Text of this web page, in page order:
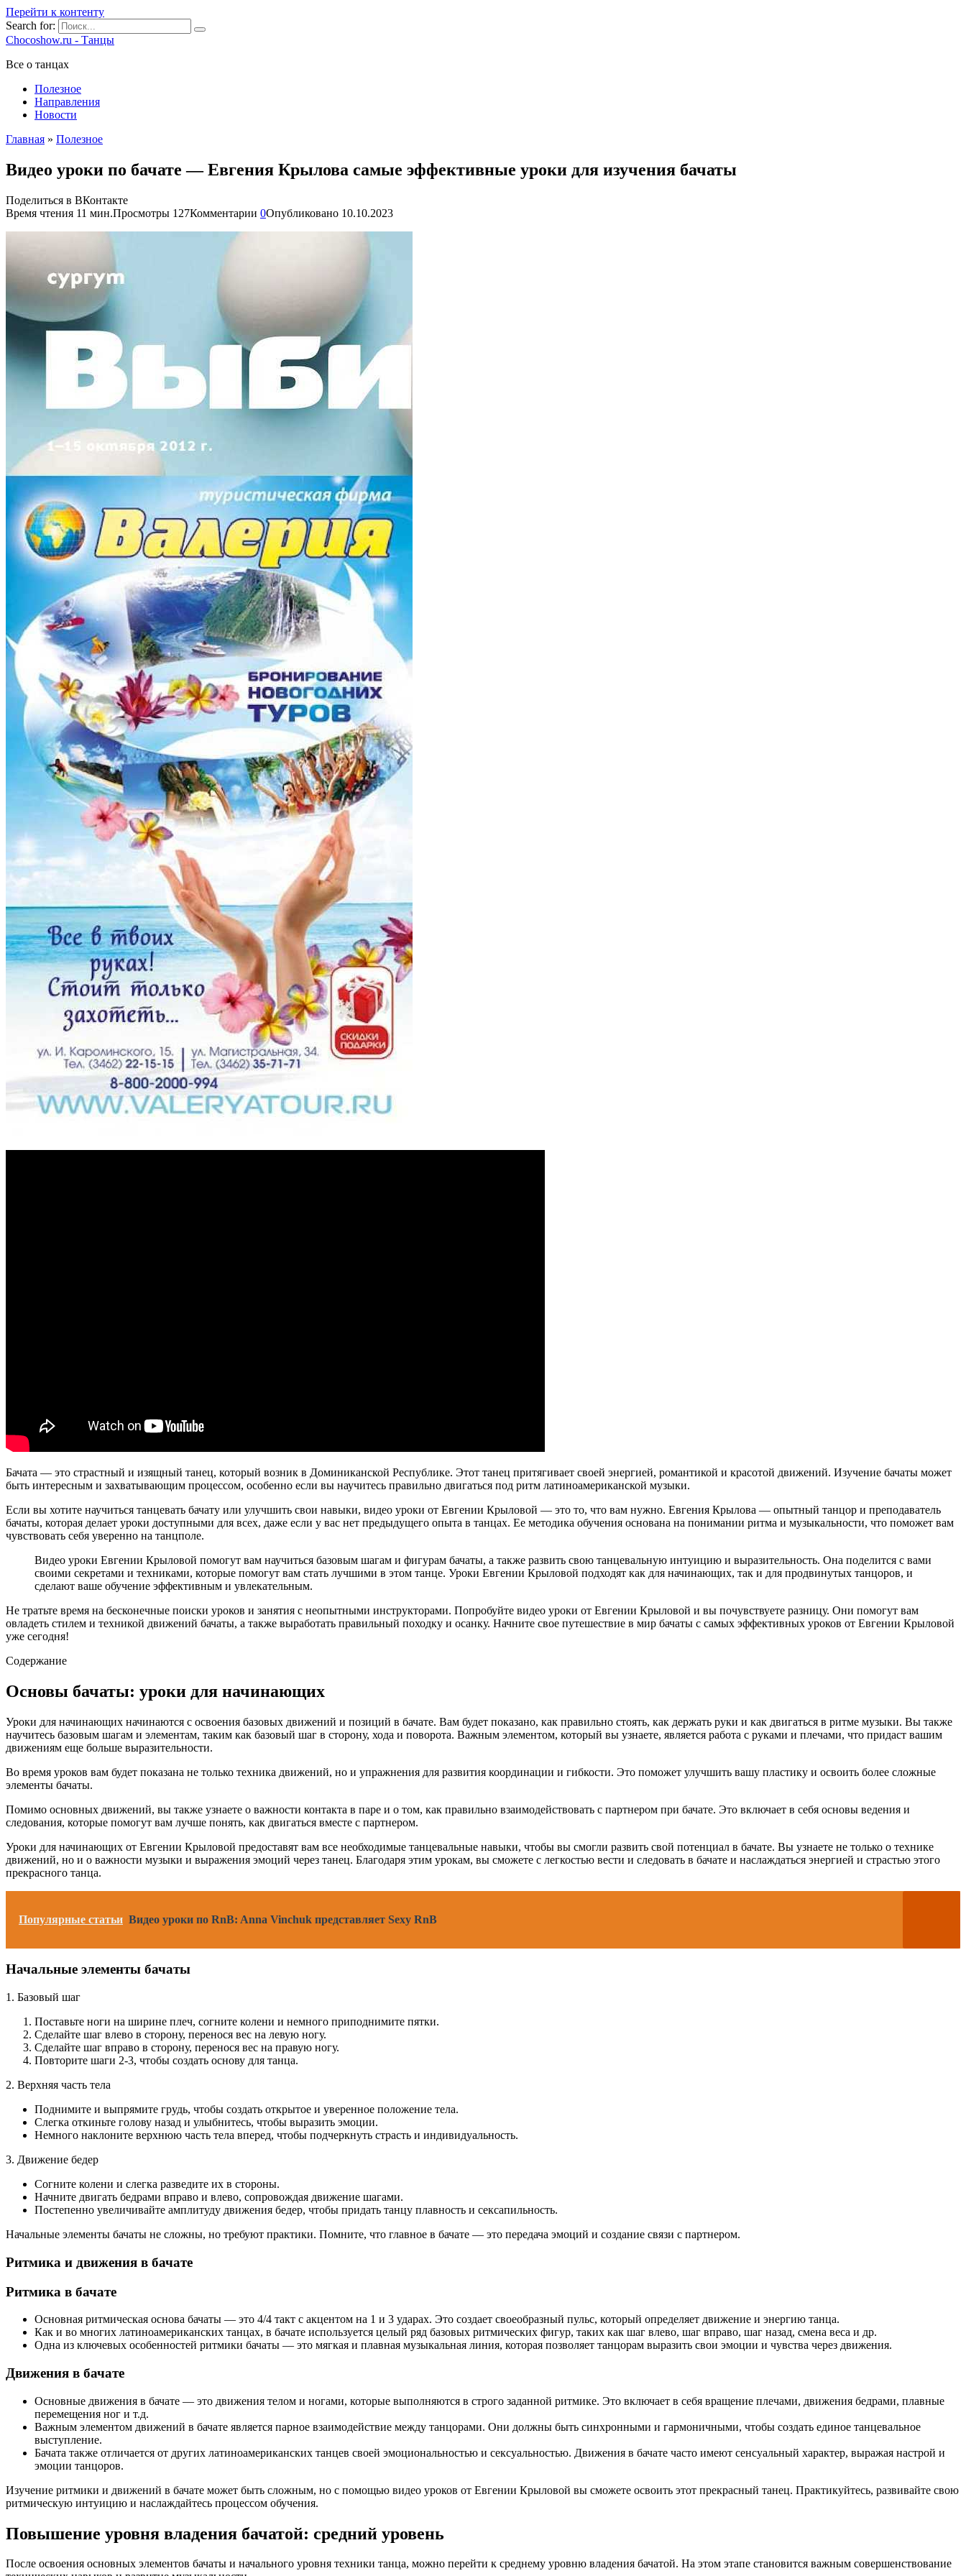
Перейти к контенту
Search for:
Chocoshow.ru - Танцы
Все о танцах
Полезное
Направления
Новости
Главная » Полезное
Видео уроки по бачате — Евгения Крылова самые эффективные уроки для изучения бачаты
Поделиться в ВКонтакте
Время чтения 11 мин.Просмотры 127Комментарии 0Опубликовано 10.10.2023
Бачата — это страстный и изящный танец, который возник в Доминиканской Республике. Этот танец притягивает своей энергией, романтикой и красотой движений. Изучение бачаты может
быть интересным и захватывающим процессом, особенно если вы научитесь правильно двигаться под ритм латиноамериканской музыки.
Если вы хотите научиться танцевать бачату или улучшить свои навыки, видео уроки от Евгении Крыловой — это то, что вам нужно. Евгения Крылова — опытный танцор и преподаватель
бачаты, которая делает уроки доступными для всех, даже если у вас нет предыдущего опыта в танцах. Ее методика обучения основана на понимании ритма и музыкальности, что поможет вам
чувствовать себя уверенно на танцполе.
Видео уроки Евгении Крыловой помогут вам научиться базовым шагам и фигурам бачаты, а также развить свою танцевальную интуицию и выразительность. Она поделится с вами
своими секретами и техниками, которые помогут вам стать лучшими в этом танце. Уроки Евгении Крыловой подходят как для начинающих, так и для продвинутых танцоров, и
сделают ваше обучение эффективным и увлекательным.
Не тратьте время на бесконечные поиски уроков и занятия с неопытными инструкторами. Попробуйте видео уроки от Евгении Крыловой и вы почувствуете разницу. Они помогут вам
овладеть стилем и техникой движений бачаты, а также выработать правильный походку и осанку. Начните свое путешествие в мир бачаты с самых эффективных уроков от Евгении Крыловой
уже сегодня!
Содержание
Основы бачаты: уроки для начинающих
Уроки для начинающих начинаются с освоения базовых движений и позиций в бачате. Вам будет показано, как правильно стоять, как держать руки и как двигаться в ритме музыки. Вы также
научитесь базовым шагам и элементам, таким как базовый шаг в сторону, хода и поворота. Важным элементом, который вы узнаете, является работа с руками и плечами, что придаст вашим
движениям еще больше выразительности.
Во время уроков вам будет показана не только техника движений, но и упражнения для развития координации и гибкости. Это поможет улучшить вашу пластику и освоить более сложные
элементы бачаты.
Помимо основных движений, вы также узнаете о важности контакта в паре и о том, как правильно взаимодействовать с партнером при бачате. Это включает в себя основы ведения и
следования, которые помогут вам лучше понять, как двигаться вместе с партнером.
Уроки для начинающих от Евгении Крыловой предоставят вам все необходимые танцевальные навыки, чтобы вы смогли развить свой потенциал в бачате. Вы узнаете не только о технике
движений, но и о важности музыки и выражения эмоций через танец. Благодаря этим урокам, вы сможете с легкостью вести и следовать в бачате и наслаждаться энергией и страстью этого
прекрасного танца.
Популярные статьи Видео уроки по RnB: Anna Vinchuk представляет Sexy RnB
Начальные элементы бачаты
1. Базовый шаг
Поставьте ноги на ширине плеч, согните колени и немного приподнимите пятки.
Сделайте шаг влево в сторону, перенося вес на левую ногу.
Сделайте шаг вправо в сторону, перенося вес на правую ногу.
Повторите шаги 2-3, чтобы создать основу для танца.
2. Верхняя часть тела
Поднимите и выпрямите грудь, чтобы создать открытое и уверенное положение тела.
Слегка откиньте голову назад и улыбнитесь, чтобы выразить эмоции.
Немного наклоните верхнюю часть тела вперед, чтобы подчеркнуть страсть и индивидуальность.
3. Движение бедер
Согните колени и слегка разведите их в стороны.
Начните двигать бедрами вправо и влево, сопровождая движение шагами.
Постепенно увеличивайте амплитуду движения бедер, чтобы придать танцу плавность и сексапильность.
Начальные элементы бачаты не сложны, но требуют практики. Помните, что главное в бачате — это передача эмоций и создание связи с партнером.
Ритмика и движения в бачате
Ритмика в бачате
Основная ритмическая основа бачаты — это 4/4 такт с акцентом на 1 и 3 ударах. Это создает своеобразный пульс, который определяет движение и энергию танца.
Как и во многих латиноамериканских танцах, в бачате используется целый ряд базовых ритмических фигур, таких как шаг влево, шаг вправо, шаг назад, смена веса и др.
Одна из ключевых особенностей ритмики бачаты — это мягкая и плавная музыкальная линия, которая позволяет танцорам выразить свои эмоции и чувства через движения.
Движения в бачате
Основные движения в бачате — это движения телом и ногами, которые выполняются в строго заданной ритмике. Это включает в себя вращение плечами, движения бедрами, плавные
перемещения ног и т.д.
Важным элементом движений в бачате является парное взаимодействие между танцорами. Они должны быть синхронными и гармоничными, чтобы создать единое танцевальное
выступление.
Бачата также отличается от других латиноамериканских танцев своей эмоциональностью и сексуальностью. Движения в бачате часто имеют сенсуальный характер, выражая настрой и
эмоции танцоров.
Изучение ритмики и движений в бачате может быть сложным, но с помощью видео уроков от Евгении Крыловой вы сможете освоить этот прекрасный танец. Практикуйтесь, развивайте свою
ритмическую интуицию и наслаждайтесь процессом обучения.
Повышение уровня владения бачатой: средний уровень
После освоения основных элементов бачаты и начального уровня техники танца, можно перейти к среднему уровню владения бачатой. На этом этапе становится важным совершенствование